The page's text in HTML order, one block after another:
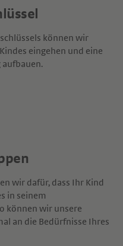
können wir
eingehen und eine
aufbauen.
wir dafür, dass Ihr Kind
in seinem
können wir unsere
an die Bedürfnisse Ihres